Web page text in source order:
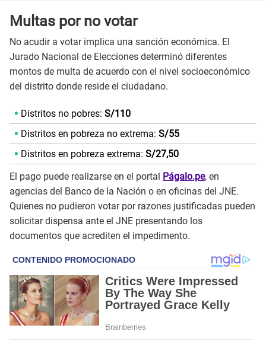
Multas por no votar
No acudir a votar implica una sanción económica. El
Jurado Nacional de Elecciones determinó diferentes
montos de multa de acuerdo con el nivel socioeconómico
del distrito donde reside el ciudadano.
Distritos no pobres: S/110
Distritos en pobreza no extrema: S/55
Distritos en pobreza extrema: S/27,50
El pago puede realizarse en el portal Págalo.pe, en
agencias del Banco de la Nación o en oficinas del JNE.
Quienes no pudieron votar por razones justificadas pueden
solicitar dispensa ante el JNE presentando los
documentos que acrediten el impedimento.